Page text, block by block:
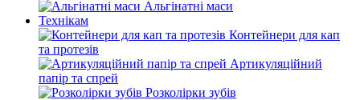
Альгінатні маси
Технікам
Контейнери для кап
та протезів
Артикуляційний
папір та спрей
Розколірки зубів